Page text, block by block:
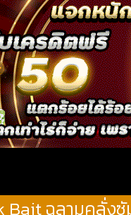
Bait ฉลามคลั่งซั